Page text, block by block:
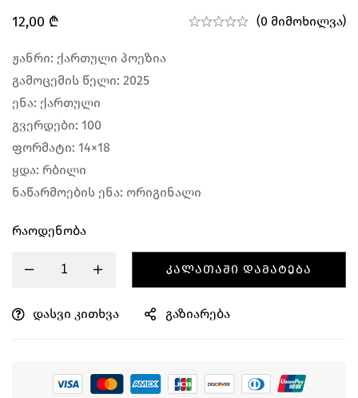
12,00 ₾ (0 მიმოხილვა)
ჟანრი: ქართული პოეზია
გამოცემის წელი: 2025
ენა: ქართული
გვერდები: 100
ფორმატი: 14×18
ყდა: რბილი
ნაწარმოების ენა: ორიგინალი
Რაოდენობა
ᲙᲐᲚᲐᲗᲐᲨᲘ ᲓᲐᲛᲐᲢᲔᲑᲐ
დასვი კითხვა გაზიარება